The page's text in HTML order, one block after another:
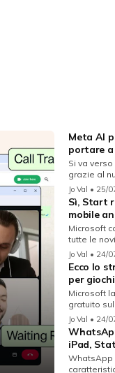
Meta AI
portare
Si va
grazie al
Jo Val • 25/
Sì, Start
mobile
Microsoft
tutte le
Jo Val • 24/
Ecco lo
per
Microsoft
gratuito sul
Jo Val • 24/
iPad,
WhatsApp